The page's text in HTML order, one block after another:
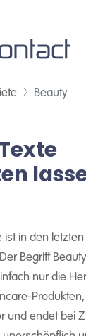
Beauty
ist in den
Begriff
nur die
und endet bei